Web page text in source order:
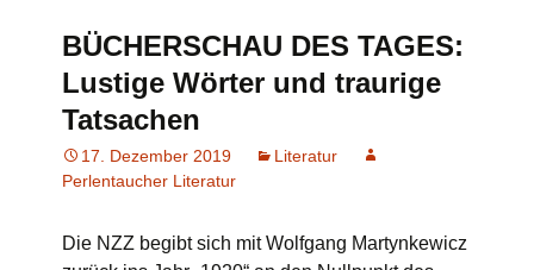
BÜCHERSCHAU DES TAGES:
Lustige Wörter und traurige
Tatsachen
17. Dezember 2019
Literatur
Perlentaucher Literatur
Die NZZ begibt sich mit Wolfgang Martynkewicz